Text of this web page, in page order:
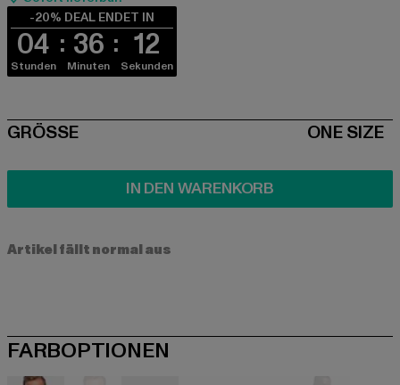
-20% DEAL ENDET IN
04
Stunden
36
Minuten
12
Sekunden
SIZE
GRÖSSE ONE SIZE
IN DEN WARENKORB
Artikel fällt normal aus
FARBOPTIONEN